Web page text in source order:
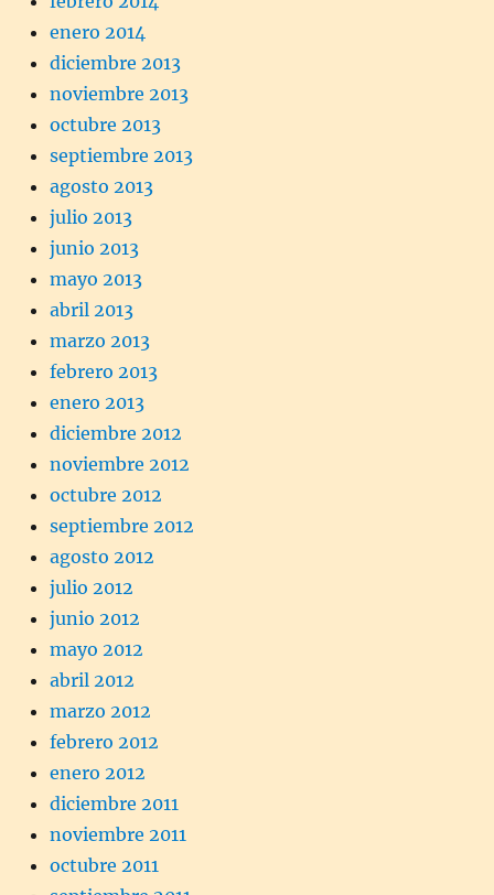
enero 2014
diciembre 2013
noviembre 2013
octubre 2013
septiembre 2013
agosto 2013
julio 2013
junio 2013
mayo 2013
abril 2013
marzo 2013
febrero 2013
enero 2013
diciembre 2012
noviembre 2012
octubre 2012
septiembre 2012
agosto 2012
julio 2012
junio 2012
mayo 2012
abril 2012
marzo 2012
febrero 2012
enero 2012
diciembre 2011
noviembre 2011
octubre 2011